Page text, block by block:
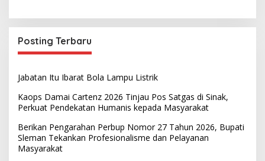
Posting Terbaru
Jabatan Itu Ibarat Bola Lampu Listrik
Kaops Damai Cartenz 2026 Tinjau Pos Satgas di Sinak,
Perkuat Pendekatan Humanis kepada Masyarakat
Berikan Pengarahan Perbup Nomor 27 Tahun 2026, Bupati
Sleman Tekankan Profesionalisme dan Pelayanan
Masyarakat